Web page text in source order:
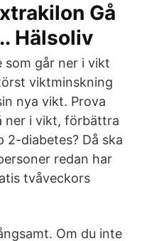
Gå
Hälsoliv
som går ner i vikt
viktminskning
nya vikt. Prova
ner i vikt, förbättra
2-diabetes? Då ska
redan har
tvåveckors
Om du inte